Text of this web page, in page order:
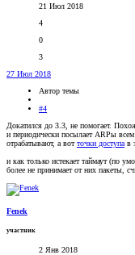
21 Июл 2018
4
0
3
27 Июл 2018
Автор темы
#4
Докатился до 3.3, не помогает.
и периодически посылает ARPы всем
отрабатывают, а вотточки доступа в
и как только истекает таймаут (по
более не принимает от них пакеты,
Fenek
участник
2 Янв 2018